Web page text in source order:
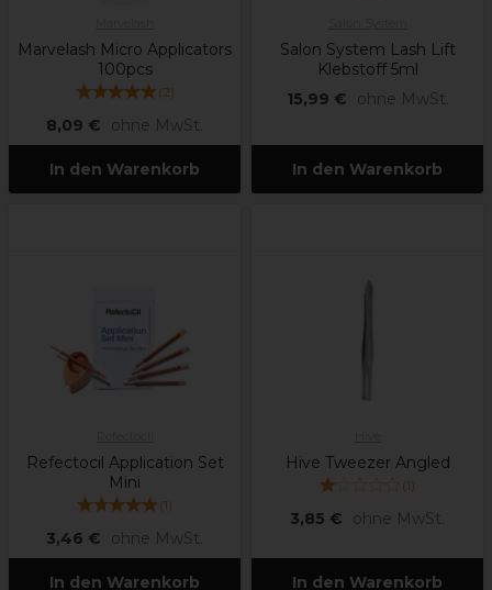
Marvelash Micro Applicators
100pcs
(2)
8,09 € ohne MwSt.
In den Warenkorb
Salon System Lash Lift
Klebstoff 5ml
15,99 €
ohne MwSt.
In den Warenkorb
Refectocil Application Set
Mini
(1)
3,46 € ohne MwSt.
In den Warenkorb
Hive Tweezer Angled
(1)
3,85 € ohne MwSt.
In den Warenkorb